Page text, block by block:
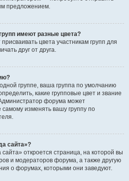
предложением.
имеют разные цвета?
цвета участникам групп для
друг от друга.
группе, ваша группа по умолчанию
какие групповые цвет и звание
форума может
изменять вашу группу по
сайта»?
откроется страница, на которой вы
и модераторов форума, а также другую
о форумах, которыми они заведуют.